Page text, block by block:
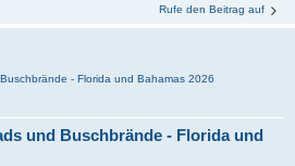
Rufe den Beitrag auf
- Florida und Bahamas 2026
und Buschbrände - Florida und